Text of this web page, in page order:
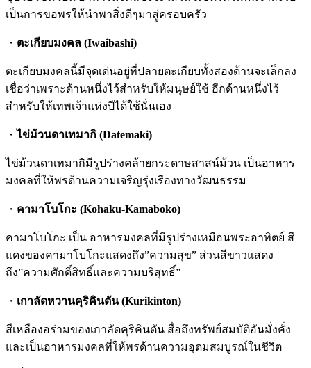
เป็นการขอพรให้นำพาสิ่งดีๆมาสู่ครอบครัว
・ ตะเกียบมงคล (Iwaibashi)
ตะเกียบมงคลนี้มีจุดเด่นอยู่ที่ปลายตะเกียบทั้งสองด้านจะเล็กลง
เชื่อว่าเพราะด้านหนึ่งไว้สำหรับให้มนุษย์ใช้ อีกด้านหนึ่งไว้
สำหรับให้เทพเจ้าแห่งปีได้ใช้นั่นเอง
・ไข่ม้วนดาเทมากิ (Datemaki)
ไข่ม้วนดาเทมากิมีรูปร่างคล้ายกระดาษสาสน์ม้วน เป็นอาหาร
มงคลที่ให้พรด้านความเจริญรุ่งเรืองทางวัฒนธรรม
・ คามาโบโกะ (Kohaku-Kamaboko)
คามาโบโกะ เป็น อาหารมงคลที่มีรูปร่างเหมือนพระอาทิตย์ สี
แดงของคามาโบโกะแสดงถึง”ความสุข” ส่วนสีขาวแสดง
ถึง”ความศักดิ์สิทธิ์และความบริสุทธิ์”
・ เกาลัดหวานคุริคินตัน (Kurikinton)
สีเหลืองอร่ามของเกาลัดคุริคินตัน สื่อถึงทรัพย์สมบัติอันมั่งคั่ง
และเป็นอาหารมงคลที่ให้พรด้านความอุดมสมบูรณ์ในชีวิต